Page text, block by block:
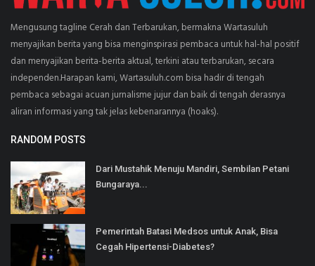
Mengusung tagline Cerah dan Terbarukan, bermakna Wartasuluh
menyajikan berita yang bisa menginspirasi pembaca untuk hal-hal positif
dan menyajikan berita-berita aktual, terkini atau terbarukan, secara
independen.Harapan kami, Wartasuluh.com bisa hadir di tengah
pembaca sebagai acuan jurnalisme jujur dan baik di tengah derasnya
aliran informasi yang tak jelas kebenarannya (hoaks).
RANDOM POSTS
Dari Mustahik Menuju Mandiri, Sembilan Petani
Bungaraya...
Pemerintah Batasi Medsos untuk Anak, Bisa
Cegah Hipertensi-Diabetes?